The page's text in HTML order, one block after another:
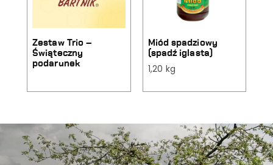
Zestaw Trio –
Świąteczny
podarunek
Miód spadziowy
(spadź iglasta)
1,20 kg